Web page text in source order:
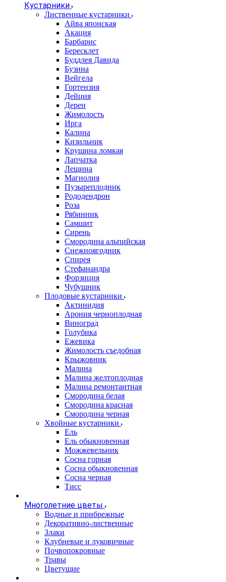
Кустарники
Лиственные кустарники
Айва японская
Акация
Барбарис
Бересклет
Буддлея Давида
Бузина
Вейгела
Гортензия
Дейция
Дерен
Жимолость
Ирга
Калина
Кизильник
Крушина ломкая
Лапчатка
Лещина
Магнолия
Пузыреплодник
Рододендрон
Роза
Рябинник
Самшит
Сирень
Смородина альпийская
Снежноягодник
Спирея
Стефанандра
Форзиция
Чубушник
Плодовые кустарники
Актинидия
Арония черноплодная
Виноград
Голубика
Ежевика
Жимолость съедобная
Крыжовник
Малина
Малина желтоплодная
Малина ремонтантная
Смородина белая
Смородина красная
Смородина черная
Хвойные кустарники
Ель
Ель обыкновенная
Можжевельник
Сосна горная
Сосна обыкновенная
Сосна черная
Тисс
Многолетние цветы
Водные и прибрежные
Декоративно-лиственные
Злаки
Клубневые и луковичные
Почвопокровные
Травы
Цветущие